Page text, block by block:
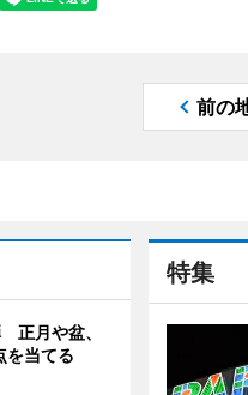
前の
特集
正月や盆、
を当てる